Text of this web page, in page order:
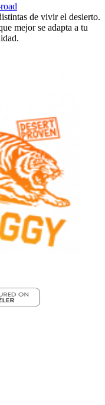
de vivir el desierto.
mejor se adapta a tu